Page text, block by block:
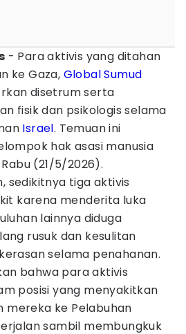
- Para aktivis yang ditahan
ke Gaza, Global Sumud
disetrum serta
fisik dan psikologis selama
Israel. Temuan ini
hak asasi manusia
(21/5/2026).
sedikitnya tiga aktivis
karena menderita luka
lainnya diduga
rusuk dan kesulitan
selama penahanan.
bahwa para aktivis
posisi yang menyakitkan
mereka ke Pelabuhan
sambil membungkuk